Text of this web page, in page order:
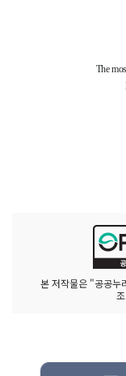
본 저작물은 "공공누